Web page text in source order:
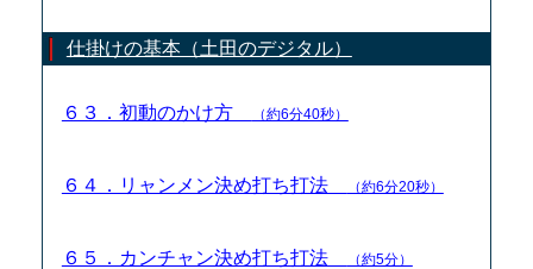
仕掛けの基本（土田のデジタル）
６３．初動のかけ方 （約6分40秒）
６４．リャンメン決め打ち打法 （約6分20秒）
６５．カンチャン決め打ち打法 （約5分）